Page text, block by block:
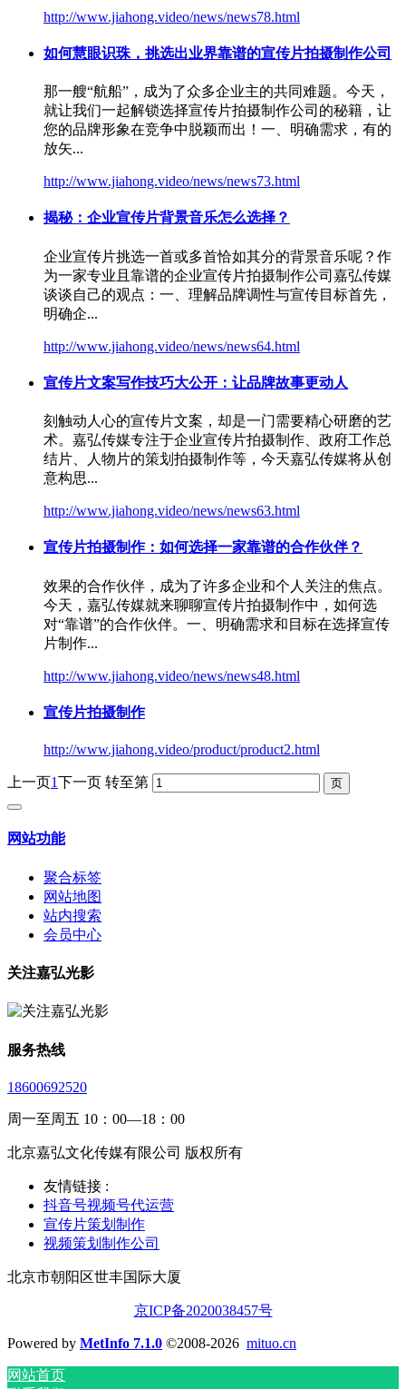
http://www.jiahong.video/news/news78.html
如何慧眼识珠，挑选出业界靠谱的宣传片拍摄制作公司
那一艘“航船”，成为了众多企业主的共同难题。今天，
就让我们一起解锁选择宣传片拍摄制作公司的秘籍，让
您的品牌形象在竞争中脱颖而出！一、明确需求，有的
放矢...
http://www.jiahong.video/news/news73.html
揭秘：企业宣传片背景音乐怎么选择？
企业宣传片挑选一首或多首恰如其分的背景音乐呢？作
为一家专业且靠谱的企业宣传片拍摄制作公司嘉弘传媒
谈谈自己的观点：一、理解品牌调性与宣传目标首先，
明确企...
http://www.jiahong.video/news/news64.html
宣传片文案写作技巧大公开：让品牌故事更动人
刻触动人心的宣传片文案，却是一门需要精心研磨的艺
术。嘉弘传媒专注于企业宣传片拍摄制作、政府工作总
结片、人物片的策划拍摄制作等，今天嘉弘传媒将从创
意构思...
http://www.jiahong.video/news/news63.html
宣传片拍摄制作：如何选择一家靠谱的合作伙伴？
效果的合作伙伴，成为了许多企业和个人关注的焦点。
今天，嘉弘传媒就来聊聊宣传片拍摄制作中，如何选
对“靠谱”的合作伙伴。一、明确需求和目标在选择宣传
片制作...
http://www.jiahong.video/news/news48.html
宣传片拍摄制作
http://www.jiahong.video/product/product2.html
上一页1下一页 转至第
网站功能
聚合标签
网站地图
站内搜索
会员中心
关注嘉弘光影
服务热线
18600692520
周一至周五 10：00—18：00
北京嘉弘文化传媒有限公司 版权所有
友情链接 :
抖音号视频号代运营
宣传片策划制作
视频策划制作公司
北京市朝阳区世丰国际大厦
京ICP备2020038457号
Powered by MetInfo 7.1.0 ©2008-2026 mituo.cn
网站首页